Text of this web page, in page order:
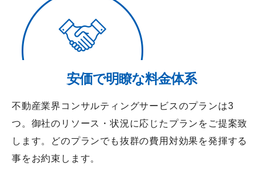
安価で明瞭な料金体系
不動産業界コンサルティングサービスのプランは3
つ。御社のリソース・状況に応じたプランをご提案致
します。どのプランでも抜群の費用対効果を発揮する
事をお約束します。